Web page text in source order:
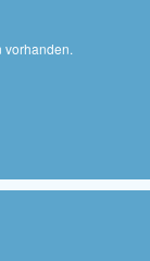
vorhanden.